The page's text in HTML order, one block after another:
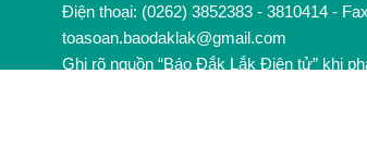
Điện thoại: (0262) 3852383 - 3810414 -
toasoan.baodaklak@gmail.com
Ghi rõ nguồn “Báo Đắk Lắk Điện tử” khi